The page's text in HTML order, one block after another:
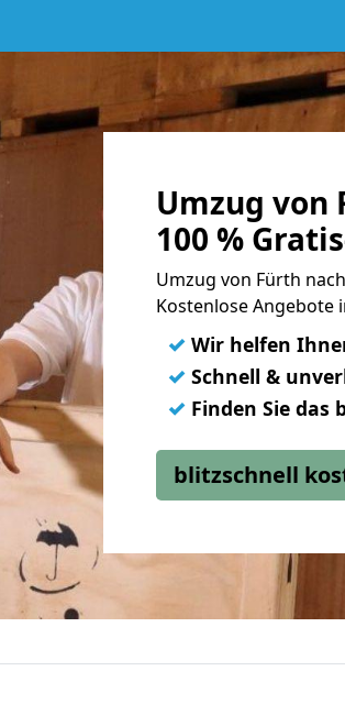
Umzug
100 %
Umzug von Fürth
Kostenlose Angebote
✓ Wir helfen
✓ Schnell &
✓ Finden Sie das
blitzschnell